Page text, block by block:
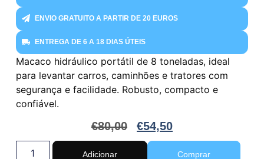
ENVIO GRATUITO A PARTIR DE 20 EUROS
ENTREGA DE 6 A 18 DIAS ÚTEIS
Macaco hidráulico portátil de 8 toneladas, ideal
para levantar carros, caminhões e tratores com
segurança e facilidade. Robusto, compacto e
confiável.
€80,00 €54,50
Adicionar Comprar